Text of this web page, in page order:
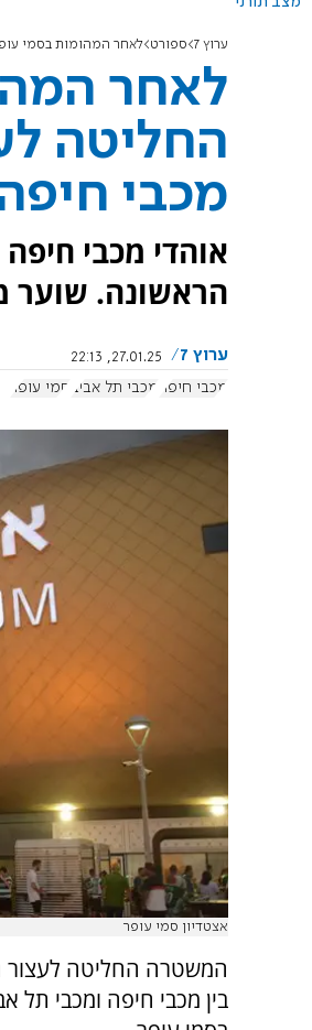
ערוץ 7 ספורט לאחר המהומות בסמי
לאחר
החליטה
מכבי
אוהדי מכבי
הראשונה. שוער
ערוץ 7
27.01.25, 22:13
מכבי חיפה
מכבי תל אביב סמי עופר
אצטדיון סמי עופר
המשטרה החליטה לעצור
בין מכבי חיפה ומכבי תל